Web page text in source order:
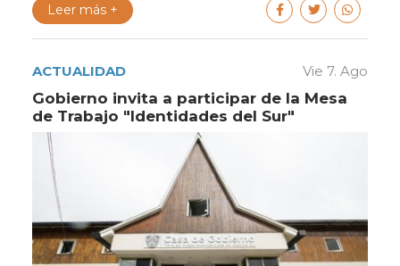
Leer más +
ACTUALIDAD Vie 7. Ago
Gobierno invita a participar de la Mesa
de Trabajo "Identidades del Sur"